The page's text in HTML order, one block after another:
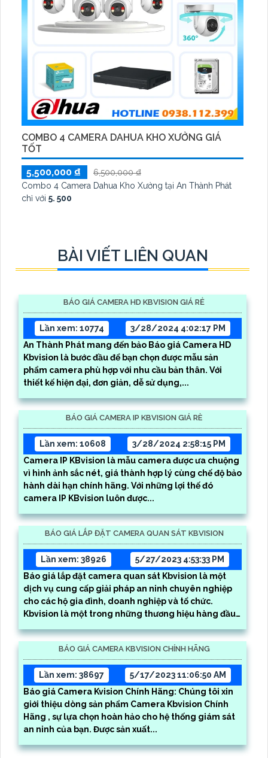
COMBO 4 CAMERA DAHUA KHO XƯỞNG GIÁ
TỐT
5,500,000 ₫
6,500,000 ₫
Combo 4 Camera Dahua Kho Xưởng tại An Thành Phát
chỉ với 5. 500
BÀI VIẾT LIÊN QUAN
BÁO GIÁ CAMERA HD KBVISION GIÁ RẺ
Lần xem: 10774
3/28/2024 4:02:17 PM
An Thành Phát mang đến bảo Báo giá Camera HD
Kbvision là bước đầu để bạn chọn được mẫu sản
phẩm camera phù hợp với nhu cầu bản thân. Với
thiết kế hiện đại, đơn giản, dễ sử dụng,...
BÁO GIÁ CAMERA IP KBVISION GIÁ RÈ
Lần xem: 10608
3/28/2024 2:58:15 PM
Camera IP KBvision là mẫu camera được ưa chuộng
vì hình ảnh sắc nét, giá thành hợp lý cùng chế độ bảo
hành dài hạn chính hãng. Với những lợi thế đó
camera IP KBvision luôn được...
BÁO GIÁ LẮP ĐẶT CAMERA QUAN SÁT KBVISION
Lần xem: 38926
5/27/2023 4:53:33 PM
Báo giá lắp đặt camera quan sát Kbvision là một
dịch vụ cung cấp giải pháp an ninh chuyên nghiệp
cho các hộ gia đình, doanh nghiệp và tổ chức.
Kbvision là một trong những thương hiệu hàng đầu
Nam
BÁO GIÁ CAMERA KBVISION CHÍNH HÃNG
Lần xem: 38697
5/17/2023 11:06:50 AM
Báo giá Camera Kvision Chính Hãng: Chúng tôi xin
giới thiệu dòng sản phẩm Camera Kbvision Chính
Hãng , sự lựa chọn hoàn hảo cho hệ thống giám sát
an ninh của bạn. Được sản xuất...